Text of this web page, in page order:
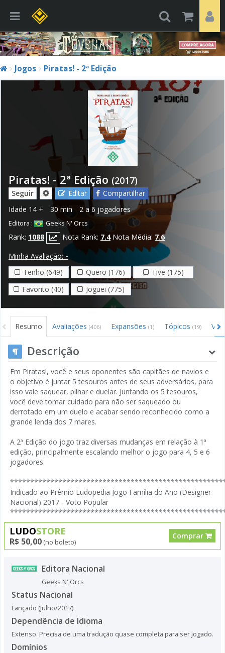
Jogos Piratas! - 2ª Edição
Piratas! - 2ª Edição (2017)
Seguir Editar
Compartilhar
Idade 14 + 30 min 2 a 6 jogadores
Editora : Geeks N' Orcs
Rank: 1088 Nota Rank: 7.4 Nota Média: 7.6
Minha Avaliação:-
Tenho (649)
Quero (176)
Tive (175)
Favorito (40)
Joguei (775)
Resumo Avaliações (406) Expansões (1) Tópicos (19)
Descrição
Em Piratas!, você e seus oponentes são capitães de navios e
o objetivo é juntar 5 tesouros antes de seus adversários, para
isso vale saquear, pilhar e duelar. Juntando os 5 tesouros,
você deve tomar cuidado para não ser saqueado ou
derrotado em um duelo e acabar sendo reconhecido como a
grande lenda dos 7 mares.
A 2ª Edição do jogo traz diversas mudanças em relação à 1ª
edição, principalmente escalando melhor o jogo para 4, 5 e 6
jogadores.
Indicado ao Prêmio Ludopedia Jogo Família do Ano (Designer
Nacional) 2017 - Voto Popular
LUDOSTORE
R$ 50,00 (no boleto)
Comprar
Editora Nacional
Geeks N' Orcs
Status Nacional
Lançado (Julho/2017)
Dependência de Idioma
Extenso. Precisa de uma tradução quase completa para ser jogado.
Domínios